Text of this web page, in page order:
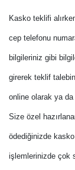
Kasko teklifi
cep telefonu
bilgileriniz gibi
girerek teklif
online olarak ya da
Size özel
ödediğinizde
işlemlerinizde çok